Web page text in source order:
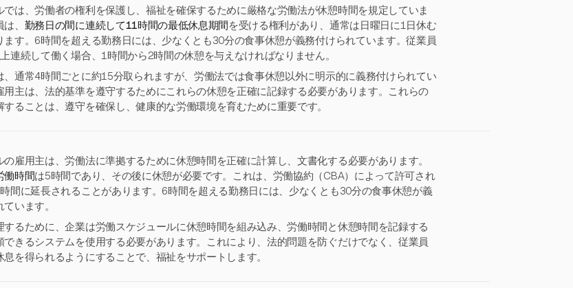
では、労働者の権利を保護し、福祉を確保するために厳格な労働法が休憩時間を規定していま
、 勤務日の間に連続して11時間の最低休息期間 を受ける権利があり、通常は日曜日に1日休む
ます。6時間を超える勤務日には、少なくとも30分の食事休憩が義務付けられています。従業員
連続して働く場合、1時間から2時間の休憩を与えなければなりません。
、通常4時間ごとに約15分取られますが、労働法では食事休憩以外に明示的に義務付けられてい
用主は、法的基準を遵守するためにこれらの休憩を正確に記録する必要があります。これらの
することは、遵守を確保し、健康的な労働環境を育むために重要です。
の雇用主は、労働法に準拠するために休憩時間を正確に計算し、文書化する必要があります。
働時間は5時間であり、その後に休憩が必要です。これは、労働協約（CBA）によって許可され
間に延長されることがあります。6時間を超える勤務日には、少なくとも30分の食事休憩が義
います。
するために、企業は労働スケジュールに休憩時間を組み込み、労働時間と休憩時間を記録する
できるシステムを使用する必要があります。これにより、法的問題を防ぐだけでなく、従業員
息を得られるようにすることで、福祉をサポートします。